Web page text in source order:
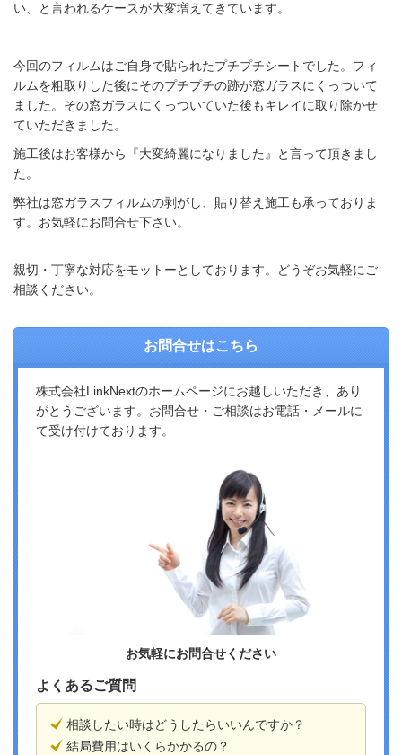
い、と言われるケースが大変増えてきています。
今回のフィルムはご自身で貼られたプチプチシートでした。フィ
ルムを粗取りした後にそのプチプチの跡が窓ガラスにくっついて
ました。その窓ガラスにくっついていた後もキレイに取り除かせ
ていただきました。
施工後はお客様から『大変綺麗になりました』と言って頂きまし
た。
弊社は窓ガラスフィルムの剥がし、貼り替え施工も承っておりま
す。お気軽にお問合せ下さい。
親切・丁寧な対応をモットーとしております。どうぞお気軽にご
相談ください。
お問合せはこちら
株式会社LinkNextのホームページにお越しいただき、あり
がとうございます。お問合せ・ご相談はお電話・メールに
て受け付けております。
お気軽にお問合せください
よくあるご質問
相談したい時はどうしたらいいんですか？
結局費用はいくらかかるの？